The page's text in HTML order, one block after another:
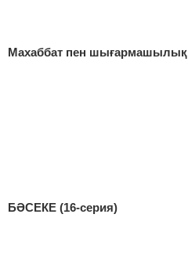
Махаббат пен шығармашылық
БӘСЕКЕ (16-серия)